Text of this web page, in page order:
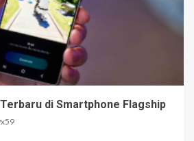
di Smartphone Flagship